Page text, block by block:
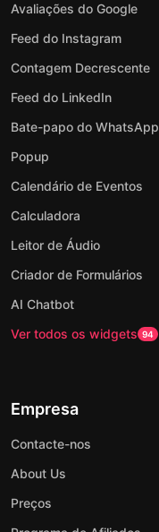
Avaliações do Google
Feed do Instagram
Contagem Decrescente
Feed do LinkedIn
Bate-papo do WhatsApp
Popup
Calendário de Eventos
Calculadora
Leitor de Áudio
Criador de Formulários
AI Chatbot
Ver todos os widgets 94
Empresa
Contacte-nos
About Us
Preços